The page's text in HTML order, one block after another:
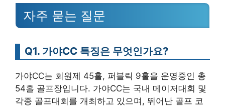
자주 묻는 질문
Q1. 가야CC 특징은 무엇인가요?
가야CC는 회원제 45홀, 퍼블릭 9홀을 운영중인 총
54홀 골프장입니다. 가야CC는 국내 메이저대회 및
각종 골프대회를 개최하고 있으며, 뛰어난 골프 코